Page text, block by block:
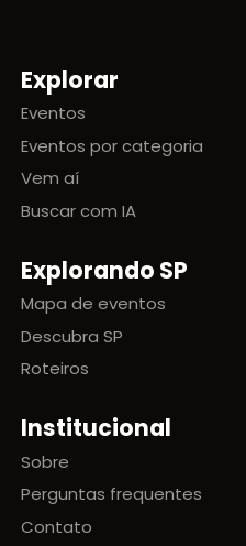
Mapa do site
Explorar
Eventos
Eventos por categoria
Vem aí
Buscar com IA
Explorando SP
Mapa de eventos
Descubra SP
Roteiros
Institucional
Sobre
Perguntas frequentes
Contato